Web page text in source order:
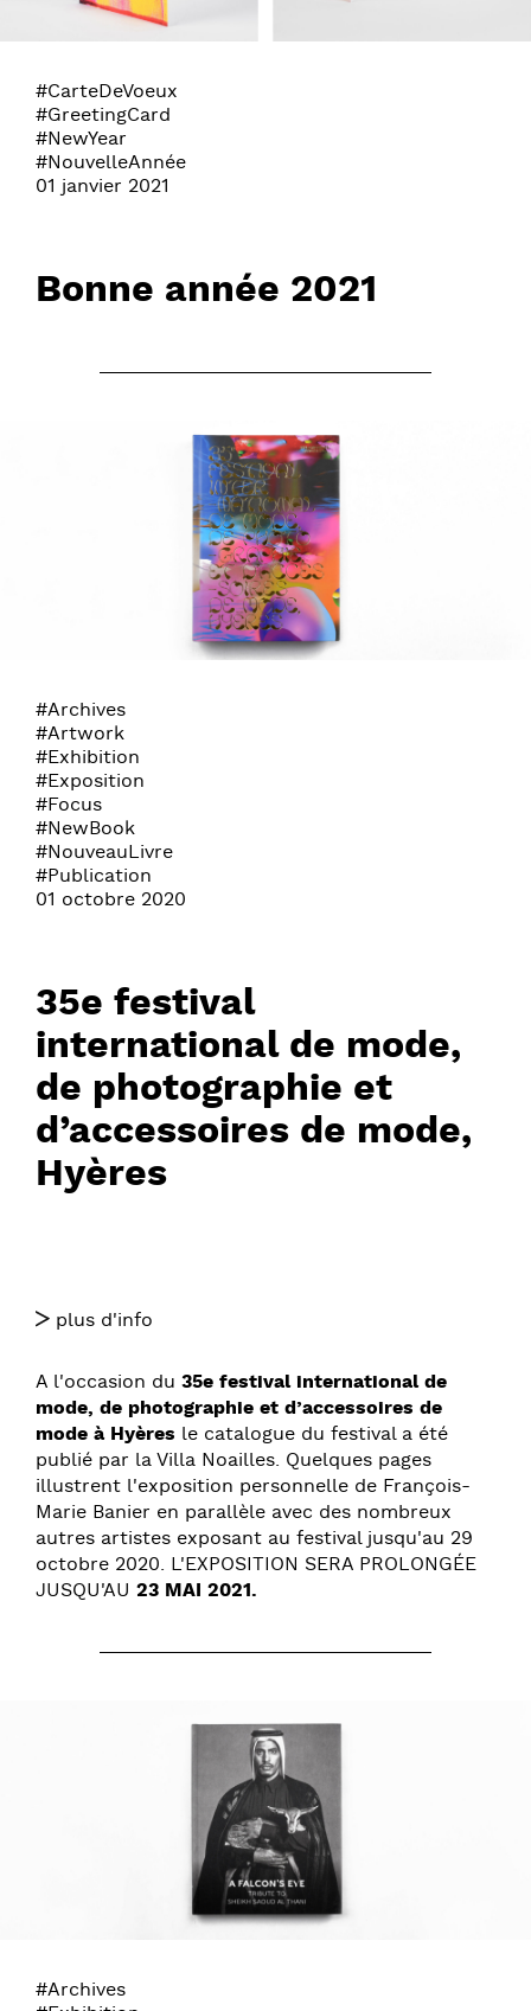
#CarteDeVoeux
#GreetingCard
#NewYear
#NouvelleAnnée
01 janvier 2021
Bonne année 2021
#Archives
#Artwork
#Exhibition
#Exposition
#Focus
#NewBook
#NouveauLivre
#Publication
01 octobre 2020
35e festival
international de mode,
de photographie et
d’accessoires de mode,
Hyères
plus d'info
A l'occasion du 35e festival international de
mode, de photographie et d’accessoires de
mode à Hyères le catalogue du festival a été
publié par la Villa Noailles. Quelques pages
illustrent l'exposition personnelle de François-
Marie Banier en parallèle avec des nombreux
autres artistes exposant au festival jusqu'au 29
octobre 2020. L'EXPOSITION SERA PROLONGÉE
JUSQU'AU 23 MAI 2021.
#Archives